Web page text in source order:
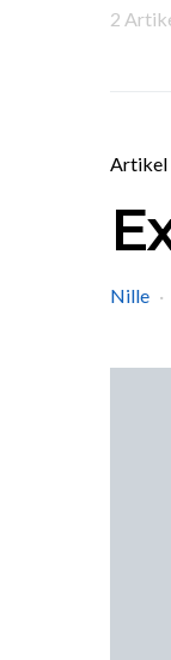
2
Artikel
Nille